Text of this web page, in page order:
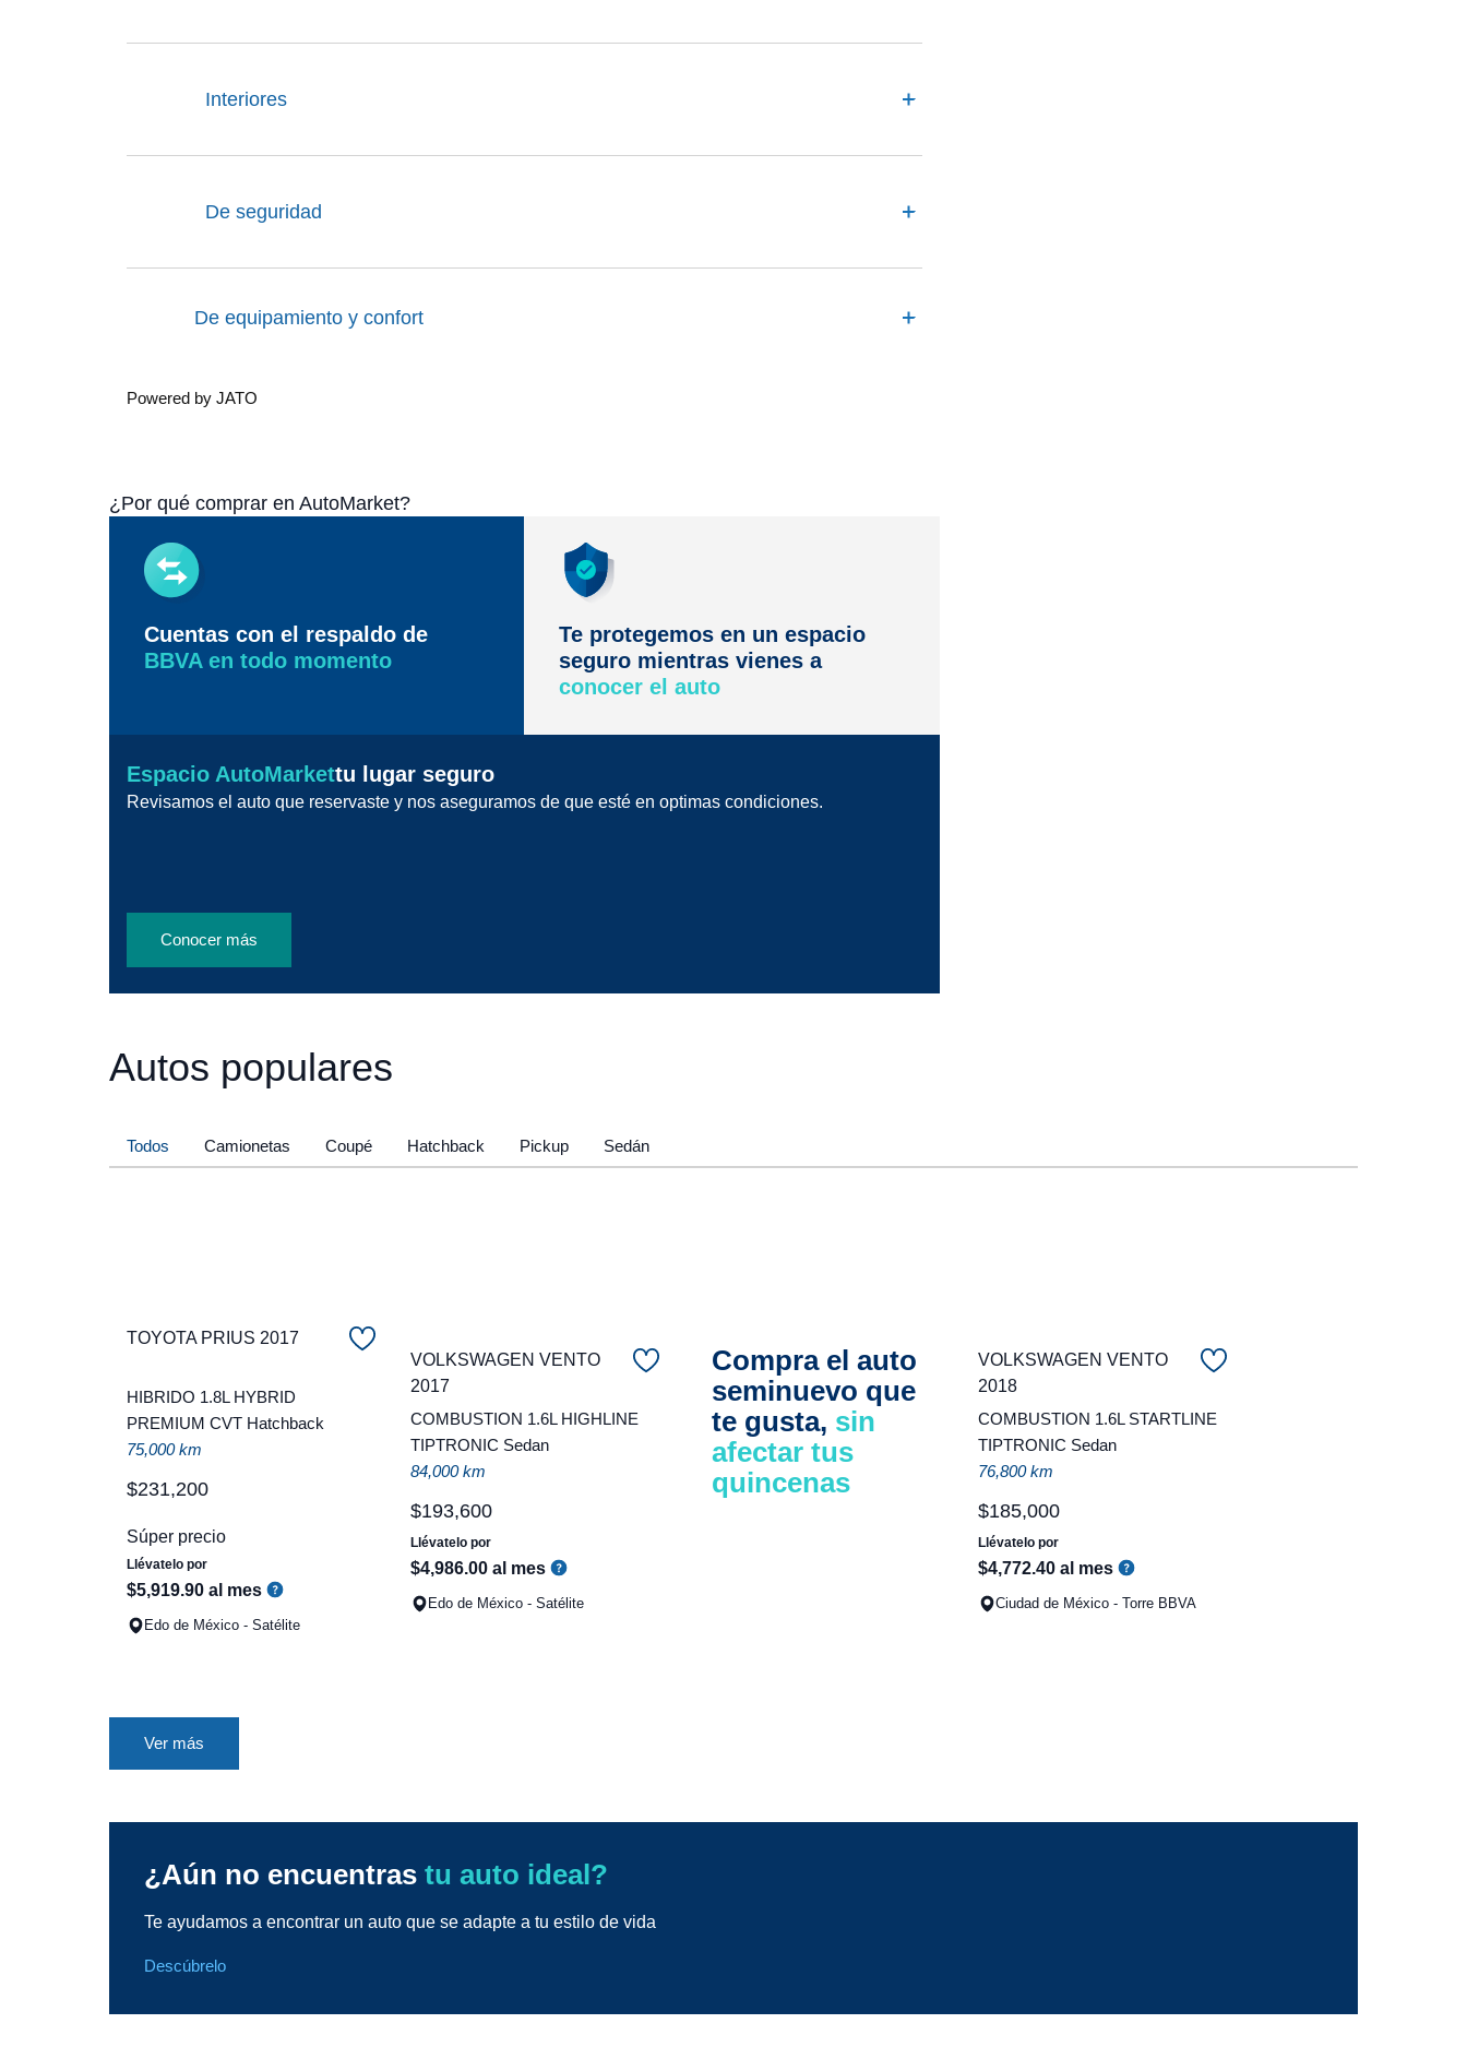
Interiores
De seguridad
De equipamiento y confort
Powered by JATO
¿Por qué comprar en AutoMarket?
Cuentas con el respaldo de
BBVA en todo momento
Te protegemos en un espacio
seguro mientras vienes a
conocer el auto
Espacio AutoMarkettu lugar seguro
Revisamos el auto que reservaste y nos aseguramos de que esté en optimas condiciones.
Conocer más
Autos populares
Todos Camionetas Coupé Hatchback Pickup Sedán
TOYOTA PRIUS 2017
HIBRIDO 1.8L HYBRID
PREMIUM CVT Hatchback
75,000 km
$231,200
Súper precio
Llévatelo por
$5,919.90 al mes
Edo de México - Satélite
VOLKSWAGEN VENTO
2017
COMBUSTION 1.6L HIGHLINE
TIPTRONIC Sedan
84,000 km
$193,600
Llévatelo por
$4,986.00 al mes
Edo de México - Satélite
Compra el auto
seminuevo que
te gusta, sin
afectar tus
quincenas
VOLKSWAGEN VENTO
2018
COMBUSTION 1.6L STARTLINE
TIPTRONIC Sedan
76,800 km
$185,000
Llévatelo por
$4,772.40 al mes
Ciudad de México - Torre BBVA
Ver más
¿Aún no encuentras tu auto ideal?
Te ayudamos a encontrar un auto que se adapte a tu estilo de vida
Descúbrelo